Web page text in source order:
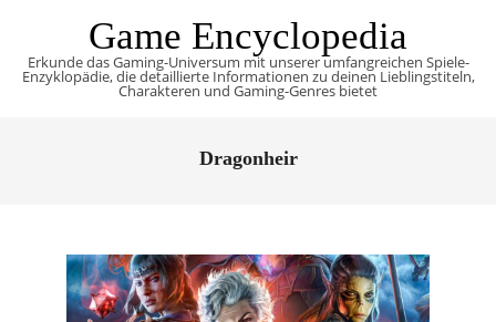
content
Game Encyclopedia
Erkunde das Gaming-Universum mit unserer umfangreichen Spiele-
Enzyklopädie, die detaillierte Informationen zu deinen Lieblingstiteln,
Charakteren und Gaming-Genres bietet
Dragonheir